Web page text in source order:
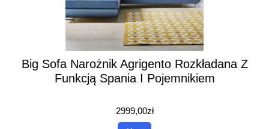
Big Sofa Narożnik Agrigento Rozkładana Z
Funkcją Spania I Pojemnikiem
2999,00zł